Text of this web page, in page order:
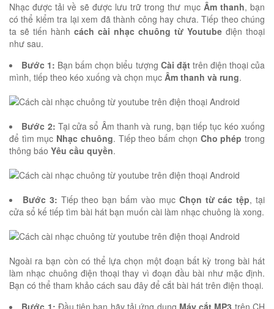
Nhạc được tải về sẽ được lưu trữ trong thư mục Âm thanh, bạn
có thể kiểm tra lại xem đã thành công hay chưa. Tiếp theo chúng
ta sẽ tiến hành cách cài nhạc chuông từ Youtube điện thoại
như sau.
Bước 1: Bạn bấm chọn biểu tượng Cài đặttrên điện thoại của
mình, tiếp theo kéo xuống và chọn mục Âm thanh và rung.
Bước 2: Tại cửa sổ Âm thanh và rung, bạn tiếp tục kéo xuống
để tìm mục Nhạc chuông. Tiếp theo bấm chọn Cho phép trong
thông báo Yêu cầu quyền.
Bước 3: Tiếp theo bạn bấm vào mục Chọn từ các tệp, tại
cửa sổ kế tiếp tìm bài hát bạn muốn cài làm nhạc chuông là xong.
Ngoài ra bạn còn có thể lựa chọn một đoạn bất kỳ trong bài hát
làm nhạc chuông điện thoại thay vì đoạn đầu bài như mặc định.
Bạn có thể tham khảo cách sau đây để cắt bài hát trên điện thoại.
Bước 1: Đầu tiên bạn hãy tải ứng dụng Máy cắt MP3 trên CH